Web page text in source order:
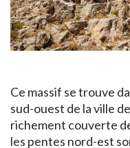
Ce massif se trouve
sud-ouest de la ville
richement couverte
les pentes nord-est